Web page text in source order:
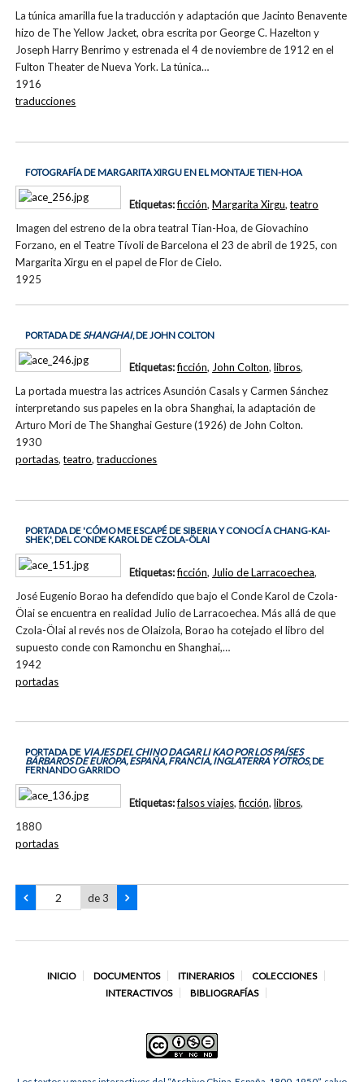
La túnica amarilla fue la traducción y adaptación que Jacinto Benavente
hizo de The Yellow Jacket, obra escrita por George C. Hazelton y
Joseph Harry Benrimo y estrenada el 4 de noviembre de 1912 en el
Fulton Theater de Nueva York. La túnica…
1916
traducciones
FOTOGRAFÍA DE MARGARITA XIRGU EN EL MONTAJE TIEN-HOA
Imagen del estreno de la obra teatral Tian-Hoa, de Giovachino
Forzano, en el Teatre Tívoli de Barcelona el 23 de abril de 1925, con
Margarita Xirgu en el papel de Flor de Cielo.
1925
Etiquetas:ficción, Margarita Xirgu,teatro
PORTADA DESHANGHAI, DE JOHN COLTON
La portada muestra las actrices Asunción Casals y Carmen Sánchez
interpretando sus papeles en la obra Shanghai, la adaptación de
Arturo Mori de The Shanghai Gesture (1926) de John Colton.
1930
Etiquetas:ficción, John Colton, libros,
portadas,teatro,traducciones
PORTADA DE 'CÓMO ME ESCAPÉ DE SIBERIA Y CONOCÍ A CHANG-KAI-
SHEK', DEL CONDE KAROL DE CZOLA-ÖLAI
José Eugenio Borao ha defendido que bajo el Conde Karol de Czola-
Ölai se encuentra en realidad Julio de Larracoechea. Más allá de que
Czola-Ölai al revés nos de Olaizola, Borao ha cotejado el libro del
supuesto conde con Ramonchu en Shanghai,…
1942
Etiquetas:ficción, Julio de Larracoechea,
portadas
PORTADA DE VIAJES DEL CHINO DAGAR LI KAO POR LOS PAÍSES
BÁRBAROS DE EUROPA, ESPAÑA, FRANCIA, INGLATERRA Y OTROS, DE
FERNANDO GARRIDO
1880
Etiquetas:falsos viajes,ficción, libros,
portadas
de 3
INICIO DOCUMENTOS ITINERARIOS
COLECCIONES
INTERACTIVOS
BIBLIOGRAFÍAS